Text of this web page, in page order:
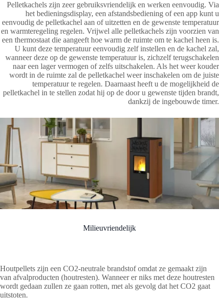
Pelletkachels zijn zeer gebruiksvriendelijk en werken eenvoudig. Via
het bedieningsdisplay, een afstandsbediening of een app kunt u
eenvoudig de pelletkachel aan of uitzetten en de gewenste temperatuur
en warmteregeling regelen. Vrijwel alle pelletkachels zijn voorzien van
een thermostaat die aangeeft hoe warm de ruimte om te kachel heen is.
U kunt deze temperatuur eenvoudig zelf instellen en de kachel zal,
wanneer deze op de gewenste temperatuur is, zichzelf terugschakelen
naar een lager vermogen of zelfs uitschakelen. Als het weer kouder
wordt in de ruimte zal de pelletkachel weer inschakelen om de juiste
temperatuur te regelen. Daarnaast heeft u de mogelijkheid de
pelletkachel in te stellen zodat hij op de door u gewenste tijden brandt,
dankzij de ingebouwde timer.
Milieuvriendelijk
Houtpellets zijn een CO2-neutrale brandstof omdat ze gemaakt zijn
van afvalproducten (houtresten). Wanneer er niks met deze houtresten
wordt gedaan zullen ze gaan rotten, met als gevolg dat het CO2 gaat
uitstoten.